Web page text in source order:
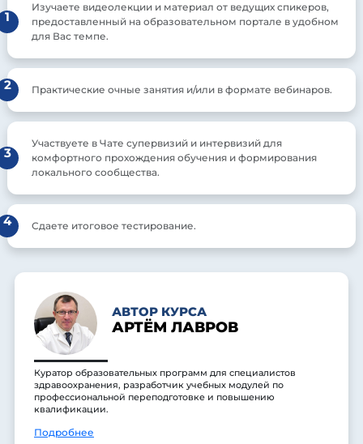
1
Изучаете видеолекции и материал от ведущих спикеров,
предоставленный на образовательном портале в удобном
для Вас темпе.
2 Практические очные занятия и/или в формате вебинаров.
3
Участвуете в Чате супервизий и интервизий для
комфортного прохождения обучения и формирования
локального сообщества.
4 Сдаете итоговое тестирование.
АВТОР КУРСА
АРТЁМ ЛАВРОВ
Куратор образовательных программ для специалистов
здравоохранения, разработчик учебных модулей по
профессиональной переподготовке и повышению
квалификации.
Подробнее